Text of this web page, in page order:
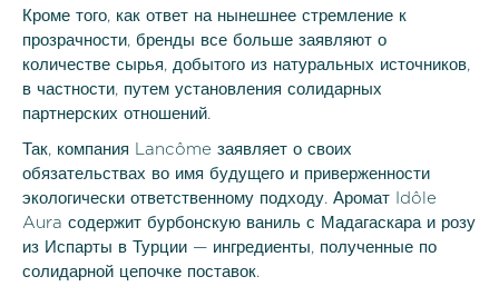
Кроме того, как ответ на нынешнее стремление к
прозрачности, бренды все больше заявляют о
количестве сырья, добытого из натуральных источников,
в частности, путем установления солидарных
партнерских отношений.
Так, компания Lancôme заявляет о своих
обязательствах во имя будущего и приверженности
экологически ответственному подходу. Аромат Idôle
Aura содержит бурбонскую ваниль с Мадагаскара и розу
из Испарты в Турции — ингредиенты, полученные по
солидарной цепочке поставок.